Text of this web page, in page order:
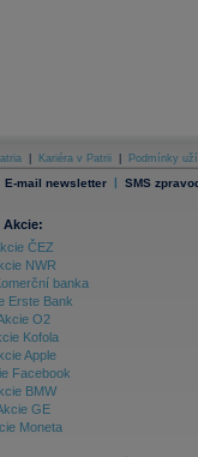
Kariéra v Patrii Podmínky
E-mail newsletter | SMS
Akcie:
ČEZ
NWR
banka
Erste Bank
O2
Kofola
Apple
Facebook
BMW
GE
Moneta